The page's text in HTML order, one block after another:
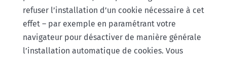
refuser l’installation d’un cookie nécessaire à cet
effet – par exemple en paramétrant votre
navigateur pour désactiver de manière générale
l’installation automatique de cookies. Vous